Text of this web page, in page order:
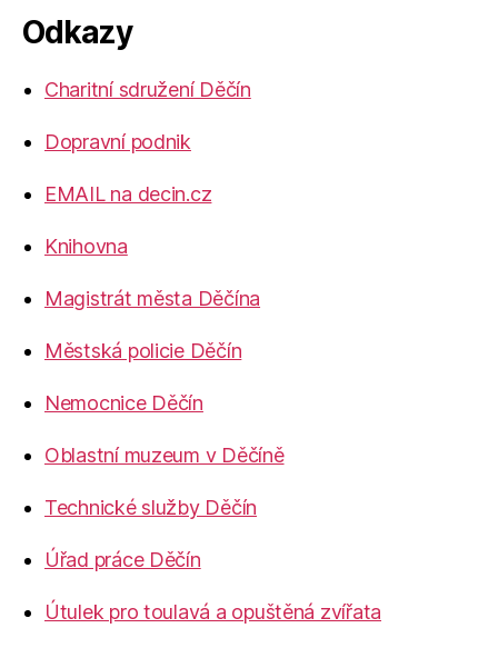
Odkazy
Charitní sdružení Děčín
Dopravní podnik
EMAIL na decin.cz
Knihovna
Magistrát města Děčína
Městská policie Děčín
Nemocnice Děčín
Oblastní muzeum v Děčíně
Technické služby Děčín
Úřad práce Děčín
Útulek pro toulavá a opuštěná zvířata